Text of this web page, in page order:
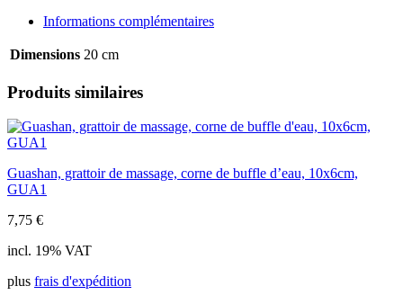
buffo,
corne,
largeur
doigt,
Informations complémentaires
Dimensions 20 cm
Produits similaires
Guashan, grattoir de massage, corne de buffle d’eau, 10x6cm,
GUA1
7,75 €
incl. 19% VAT
plus frais d'expédition